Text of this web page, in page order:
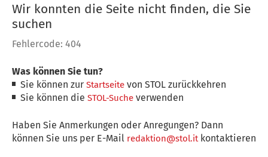
Wir konnten die Seite nicht finden, die Sie
suchen
Fehlercode: 404
Was können Sie tun?
Sie können zurStartseite von STOL zurückkehren
Sie können dieSTOL-Suche verwenden
Haben Sie Anmerkungen oder Anregungen? Dann
können Sie uns per E-Mail redaktion@stol.itkontaktieren